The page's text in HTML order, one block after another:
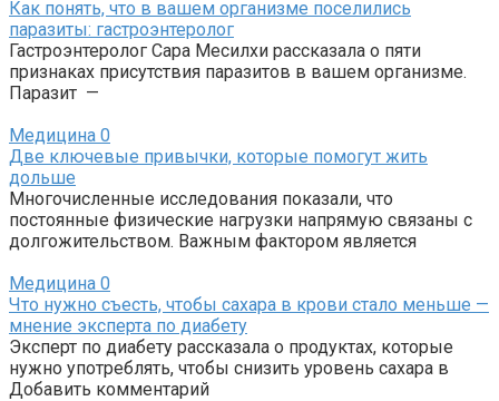
Как понять, что в вашем организме поселились
паразиты: гастроэнтеролог
Гастроэнтеролог Сара Месилхи рассказала о пяти
признаках присутствия паразитов в вашем организме.
Паразит —
Медицина 0
Две ключевые привычки, которые помогут жить
дольше
Многочисленные исследования показали, что
постоянные физические нагрузки напрямую связаны с
долгожительством. Важным фактором является
Медицина 0
Что нужно съесть, чтобы сахара в крови стало меньше —
мнение эксперта по диабету
Эксперт по диабету рассказала о продуктах, которые
нужно употреблять, чтобы снизить уровень сахара в
Добавить комментарий